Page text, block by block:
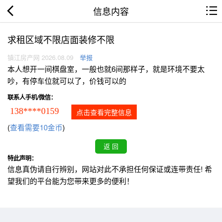
信息内容
求租区域不限店面装修不限
镇江房产网 2026.08.09 举报
本人想开一间棋盘室，一般也就6间那样子，就是环境不要太
吵，有停车位就可以了，价钱可以的
联系人手机/微信：
138****0159 点击查看完整信息
(查看需要10金币)
特此声明：
信息真伪请自行辨别，网站对此不承担任何保证或连带责任! 希
望我们的平台能为您带来更多的便利！